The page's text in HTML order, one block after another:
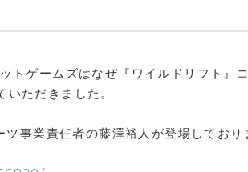
トゲームズはなぜ『ワイルドリフト』
ただきました。
事業責任者の藤澤裕人が登場しており